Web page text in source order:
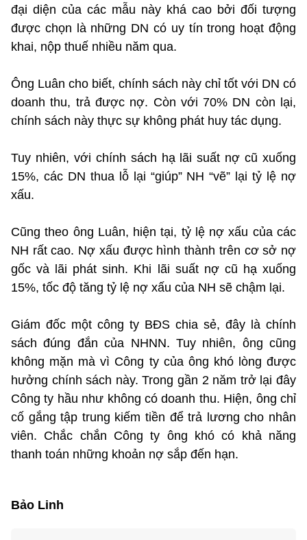
đại diện của các mẫu này khá cao bởi đối tượng
được chọn là những DN có uy tín trong hoạt động
khai, nộp thuế nhiều năm qua.
Ông Luân cho biết, chính sách này chỉ tốt với DN có
doanh thu, trả được nợ. Còn với 70% DN còn lại,
chính sách này thực sự không phát huy tác dụng.
Tuy nhiên, với chính sách hạ lãi suất nợ cũ xuống
15%, các DN thua lỗ lại “giúp” NH “vẽ” lại tỷ lệ nợ
xấu.
Cũng theo ông Luân, hiện tại, tỷ lệ nợ xấu của các
NH rất cao. Nợ xấu được hình thành trên cơ sở nợ
gốc và lãi phát sinh. Khi lãi suất nợ cũ hạ xuống
15%, tốc độ tăng tỷ lệ nợ xấu của NH sẽ chậm lại.
Giám đốc một công ty BĐS chia sẻ, đây là chính
sách đúng đắn của NHNN. Tuy nhiên, ông cũng
không mặn mà vì Công ty của ông khó lòng được
hưởng chính sách này. Trong gần 2 năm trở lại đây
Công ty hầu như không có doanh thu. Hiện, ông chỉ
cố gắng tập trung kiếm tiền để trả lương cho nhân
viên. Chắc chắn Công ty ông khó có khả năng
thanh toán những khoản nợ sắp đến hạn.
Bảo Linh